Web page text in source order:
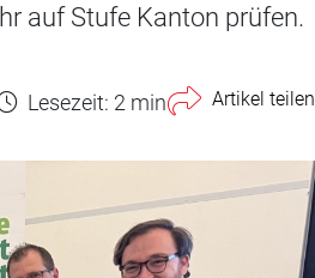
auf Stufe Kanton prüfen.
Lesezeit: 2 min Artikel teilen